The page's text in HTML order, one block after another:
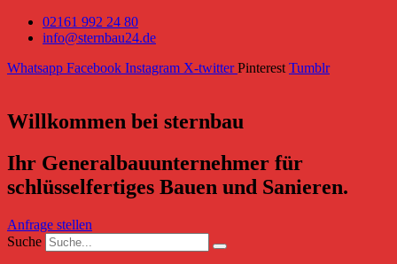
02161 992 24 80
info@sternbau24.de
Whatsapp Facebook Instagram X-twitter Pinterest Tumblr
Willkommen bei sternbau
Ihr Generalbauunternehmer für
schlüsselfertiges Bauen und Sanieren.
Anfrage stellen
Suche